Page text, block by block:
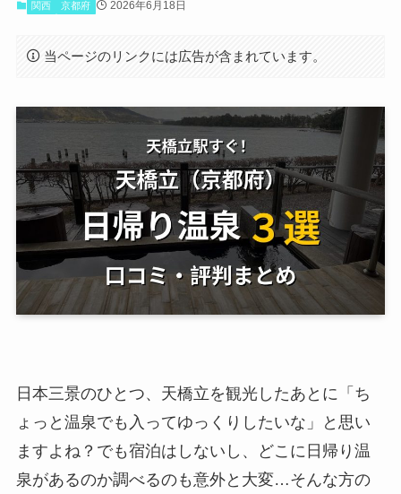
関西 京都府 2026年6月18日
当ページのリンクには広告が含まれています。
日本三景のひとつ、天橋立を観光したあとに「ち
ょっと温泉でも入ってゆっくりしたいな」と思い
ますよね？でも宿泊はしないし、どこに日帰り温
泉があるのか調べるのも意外と大変…そんな方の